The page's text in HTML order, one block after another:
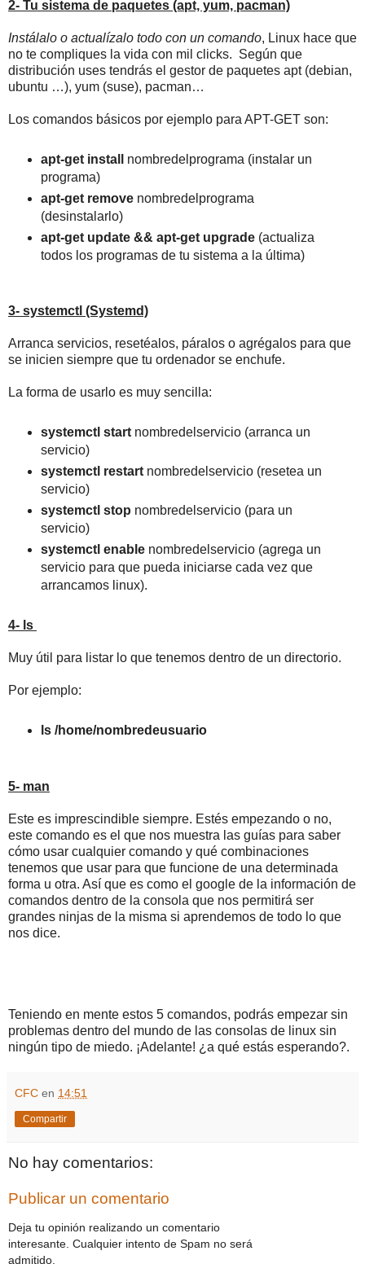
2- Tu sistema de paquetes (apt, yum, pacman)
Instálalo o actualízalo todo con un comando, Linux hace que
no te compliques la vida con mil clicks. Según que
distribución uses tendrás el gestor de paquetes apt (debian,
ubuntu …), yum (suse), pacman…
Los comandos básicos por ejemplo para APT-GET son:
apt-get install nombredelprograma (instalar un
programa)
apt-get removenombredelprograma
(desinstalarlo)
apt-get update && apt-get upgrade(actualiza
todos los programas de tu sistema a la última)
3- systemctl (Systemd)
Arranca servicios, resetéalos, páralos o agrégalos para que
se inicien siempre que tu ordenador se enchufe.
La forma de usarlo es muy sencilla:
systemctl startnombredelservicio (arranca un
servicio)
systemctl restartnombredelservicio (resetea un
servicio)
systemctl stop nombredelservicio (para un
servicio)
systemctl enablenombredelservicio (agrega un
servicio para que pueda iniciarse cada vez que
arrancamos linux).
4- ls
Muy útil para listar lo que tenemos dentro de un directorio.
Por ejemplo:
ls /home/nombredeusuario
5- man
Este es imprescindible siempre. Estés empezando o no,
este comando es el que nos muestra las guías para saber
cómo usar cualquier comando y qué combinaciones
tenemos que usar para que funcione de una determinada
forma u otra. Así que es como el google de la información de
comandos dentro de la consola que nos permitirá ser
grandes ninjas de la misma si aprendemos de todo lo que
nos dice.
Teniendo en mente estos 5 comandos, podrás empezar sin
problemas dentro del mundo de las consolas de linux sin
ningún tipo de miedo. ¡Adelante! ¿a qué estás esperando?.
CFC en 14:51
Compartir
No hay comentarios:
Publicar un comentario
Deja tu opinión realizando un comentario
interesante. Cualquier intento de Spam no será
admitido.